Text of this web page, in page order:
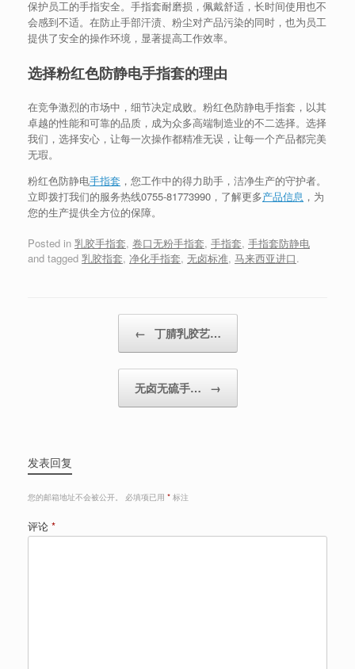
保护员工的手指安全。手指套耐磨损，佩戴舒适，长时间使用也不
会感到不适。在防止手部汗渍、粉尘对产品污染的同时，也为员工
提供了安全的操作环境，显著提高工作效率。
选择粉红色防静电手指套的理由
在竞争激烈的市场中，细节决定成败。粉红色防静电手指套，以其
卓越的性能和可靠的品质，成为众多高端制造业的不二选择。选择
我们，选择安心，让每一次操作都精准无误，让每一个产品都完美
无瑕。
粉红色防静电手指套 ，您工作中的得力助手，洁净生产的守护者。
立即拨打我们的服务热线0755-81773990，了解更多产品信息 ，为
您的生产提供全方位的保障。
Posted in 乳胶手指套, 卷口无粉手指套, 手指套, 手指套防静电
and tagged 乳胶指套, 净化手指套, 无卤标准, 马来西亚进口.
← 丁腈乳胶艺…
无卤无硫手… →
发表回复
您的邮箱地址不会被公开。 必填项已用 * 标注
评论 *